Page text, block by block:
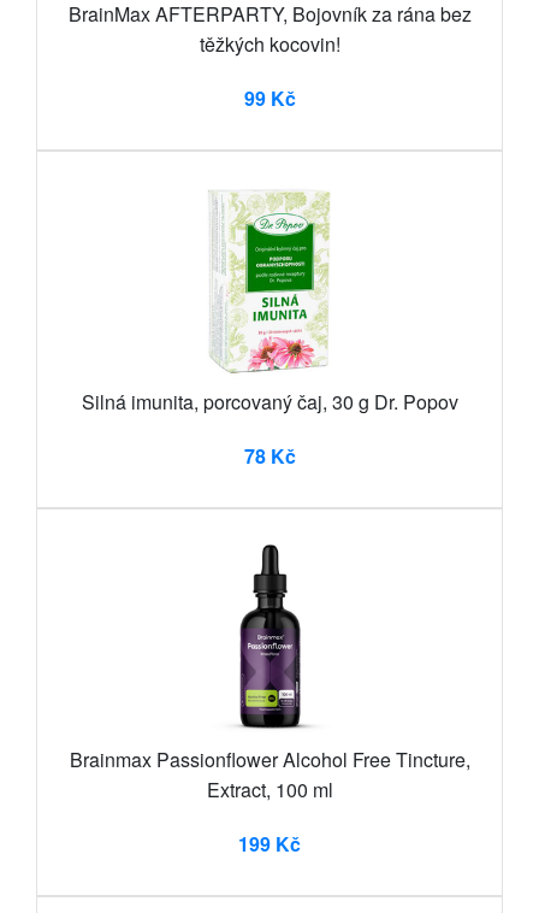
BrainMax AFTERPARTY, Bojovník za rána bez
těžkých kocovin!
99 Kč
Silná imunita, porcovaný čaj, 30 g Dr. Popov
78 Kč
Brainmax Passionflower Alcohol Free Tincture,
Extract, 100 ml
199 Kč